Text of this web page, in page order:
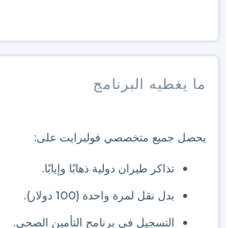
ما يغطيه البرنامج
يحصل جميع متخصصي فولبرايت على:
تذاكر طيران دولية ذهابًا وإيابًا.
بدل نقل لمرة واحدة (100 دولار).
التسجيل في برنامج التأمين الصحي.